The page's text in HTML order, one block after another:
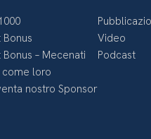
Bonus
Bonus – Mecenati
come loro
nostro Sponsor
Video
Podcast